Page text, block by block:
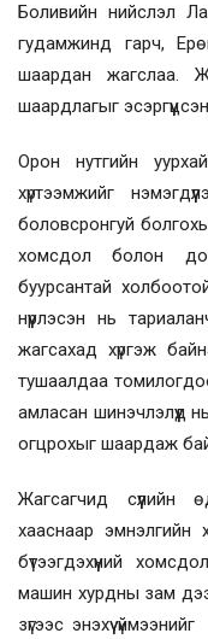
Боливийн нийслэл
гудамжинд гарч,
шаардан жагслаа.
шаардлагыг
Орон нутгийн
хүртээмжийг
боловсронгуй
хомсдол болон
буурсантай
нүүрлэсэн нь
жагсахад хүргэж
тушаалдаа
амласан шинэчлэлүүд нь
огцрохыг шаардаж
Жагсагчид сүүлийн
хааснаар эмнэлгийн
бүтээгдэхүүний
машин хурдны зам
зүгээс энэхүү